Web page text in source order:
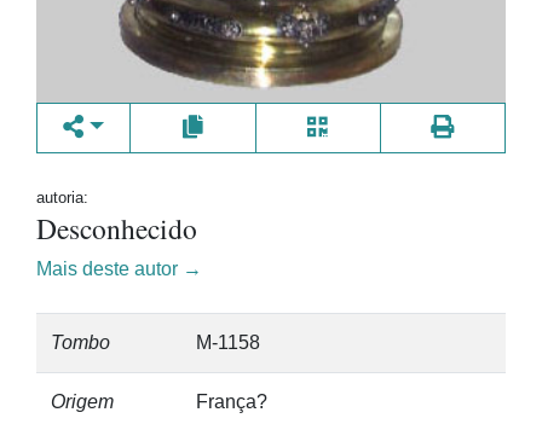
autoria:
Desconhecido
Mais deste autor →
Tombo M-1158
Origem França?